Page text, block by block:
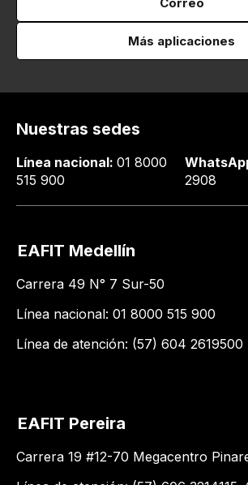
Más aplicaciones
Nuestras sedes
Línea nacional: 01 8000
515 900
2908
EAFIT Medellín
Carrera 49 N° 7 Sur-50
Línea nacional: 01 8000 515 900
Línea de atención: (57) 604 2619500
EAFIT Pereira
Carrera 19 #12-70 Megacentro